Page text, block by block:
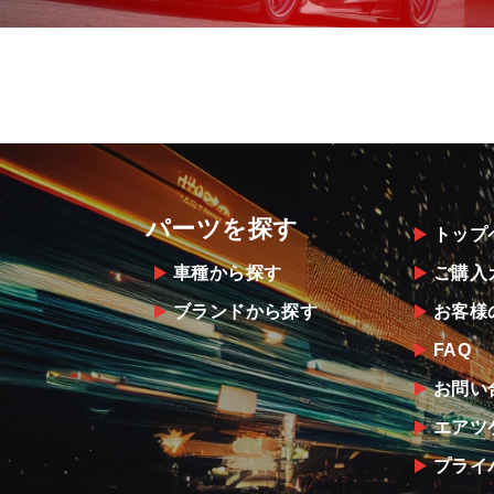
パーツを探す
車種から探す
ブランドから探す
トッ
ご購入
お客様
FAQ
お問い
エアツ
プライ